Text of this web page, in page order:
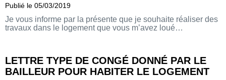
Publié le 05/03/2019
Je vous informe par la présente que je souhaite réaliser des
travaux dans le logement que vous m’avez loué…
LETTRE TYPE DE CONGÉ DONNÉ PAR LE
BAILLEUR POUR HABITER LE LOGEMENT